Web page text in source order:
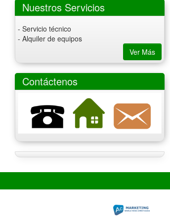
Nuestros Servicios
- Servicio técnico
- Alquiler de equipos
Ver Más
Contáctenos